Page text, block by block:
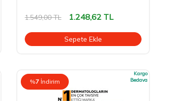
1.549,00TL 1.248,62TL
Sepete Ekle
%7 İndirim
Kargo
Bedava